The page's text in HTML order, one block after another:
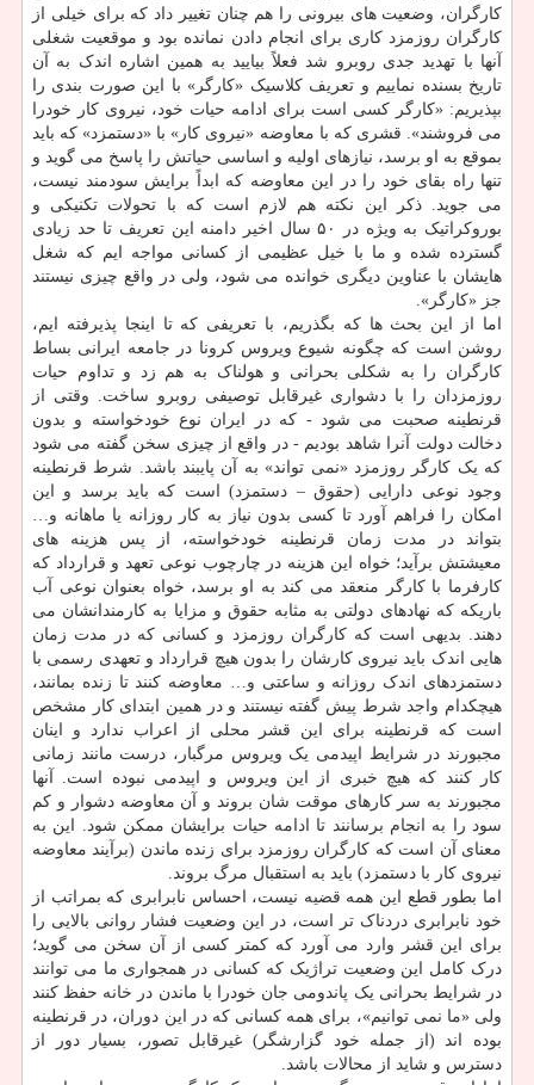
کارگران، وضعیت های بیرونی را هم چنان تغییر داد که برای خیلی از
کارگران روزمزد کاری برای انجام دادن نمانده بود و موقعیت شغلی
آنها با تهدید جدی روبرو شد فعلاً بیایید به همین اشاره اندک به آن
تاریخ بسنده نماییم و تعریف کلاسیک «کارگر» با این صورت بندی را
بپذیریم: «کارگر کسی است برای ادامه حیات خود، نیروی کار خودرا
می فروشند». قشری که با معاوضه «نیروی کار» با «دستمزد» که باید
بموقع به او برسد، نیازهای اولیه و اساسی حیاتش را پاسخ می گوید و
تنها راه بقای خود را در این معاوضه که ابداً برایش سودمند نیست،
می جوید. ذکر این نکته هم لازم است که با تحولات تکنیکی و
بوروکراتیک به ویژه در ۵۰ سال اخیر دامنه این تعریف تا حد زیادی
گسترده شده و ما با خیل عظیمی از کسانی مواجه ایم که شغل
هایشان با عناوین دیگری خوانده می شود، ولی در واقع چیزی نیستند
جز «کارگر».
اما از این بحث ها که بگذریم، با تعریفی که تا اینجا پذیرفته ایم،
روشن است که چگونه شیوع ویروس کرونا در جامعه ایرانی بساط
کارگران را به شکلی بحرانی و هولناک به هم زد و تداوم حیات
روزمزدان را با دشواری غیرقابل توصیفی روبرو ساخت. وقتی از
قرنطینه صحبت می شود - که در ایران نوع خودخواسته و بدون
دخالت دولت آنرا شاهد بودیم - در واقع از چیزی سخن گفته می شود
که یک کارگر روزمزد «نمی تواند» به آن پایبند باشد. شرط قرنطینه
وجود نوعی دارایی (حقوق – دستمزد) است که باید برسد و این
امکان را فراهم آورد تا کسی بدون نیاز به کار روزانه یا ماهانه و…
بتواند در مدت زمان قرنطینه خودخواسته، از پس هزینه های
معیشتش برآید؛ خواه این هزینه در چارچوب نوعی تعهد و قرارداد که
کارفرما با کارگر منعقد می کند به او برسد، خواه بعنوان نوعی آب
باریکه که نهادهای دولتی به مثابه حقوق و مزایا به کارمندانشان می
دهند. بدیهی است که کارگران روزمزد و کسانی که در مدت زمان
هایی اندک باید نیروی کارشان را بدون هیچ قرارداد و تعهدی رسمی با
دستمزدهای اندک روزانه و ساعتی و… معاوضه کنند تا زنده بمانند،
هیچکدام واجد شرط پیش گفته نیستند و در همین ابتدای کار مشخص
است که قرنطینه برای این قشر محلی از اعراب ندارد و اینان
مجبورند در شرایط اپیدمی یک ویروس مرگبار، درست مانند زمانی
کار کنند که هیچ خبری از این ویروس و اپیدمی نبوده است. آنها
مجبورند به سر کارهای موقت شان بروند و آن معاوضه دشوار و کم
سود را به انجام برسانند تا ادامه حیات برایشان ممکن شود. این به
معنای آن است که کارگران روزمزد برای زنده ماندن (برآیند معاوضه
نیروی کار با دستمزد) باید به استقبال مرگ بروند.
اما بطور قطع این همه قضیه نیست، احساس نابرابری که بمراتب از
خود نابرابری دردناک تر است، در این وضعیت فشار روانی بالایی را
برای این قشر وارد می آورد که کمتر کسی از آن سخن می گوید؛
درک کامل این وضعیت تراژیک که کسانی در همجواری ما می توانند
در شرایط بحرانی یک پاندومی جان خودرا با ماندن در خانه حفظ کنند
ولی «ما نمی توانیم»، برای همه کسانی که در این دوران، در قرنطینه
بوده اند (از جمله خود گزارشگر) غیرقابل تصور، بسیار دور از
دسترس و شاید از محالات باشد.